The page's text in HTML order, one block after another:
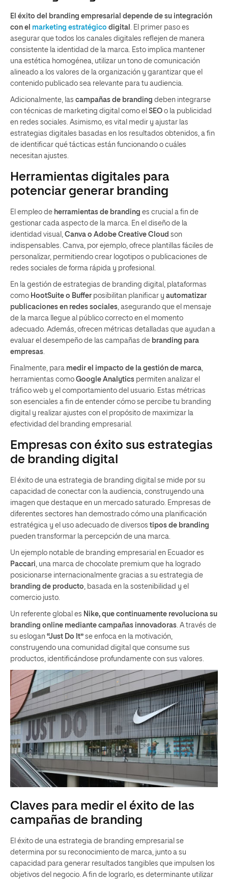
El éxito del branding empresarial depende de su integración
con el marketing estratégico digital . El primer paso es
asegurar que todos los canales digitales reflejen de manera
consistente la identidad de la marca. Esto implica mantener
una estética homogénea, utilizar un tono de comunicación
alineado a los valores de la organización y garantizar que el
contenido publicado sea relevante para tu audiencia.
Adicionalmente, las campañas de branding deben integrarse
con técnicas de marketing digital como el SEO o la publicidad
en redes sociales. Asimismo, es vital medir y ajustar las
estrategias digitales basadas en los resultados obtenidos, a fin
de identificar qué tácticas están funcionando o cuáles
necesitan ajustes.
Herramientas digitales para
potenciar generar branding
El empleo de herramientas de branding es crucial a fin de
gestionar cada aspecto de la marca. En el diseño de la
identidad visual, Canva o Adobe Creative Cloud son
indispensables. Canva, por ejemplo, ofrece plantillas fáciles de
personalizar, permitiendo crear logotipos o publicaciones de
redes sociales de forma rápida y profesional.
En la gestión de estrategias de branding digital, plataformas
como HootSuite o Buffer posibilitan planificar y automatizar
publicaciones en redes sociales, asegurando que el mensaje
de la marca llegue al público correcto en el momento
adecuado. Además, ofrecen métricas detalladas que ayudan a
evaluar el desempeño de las campañas de branding para
empresas.
Finalmente, para medir el impacto de la gestión de marca,
herramientas como Google Analytics permiten analizar el
tráfico web y el comportamiento del usuario. Estas métricas
son esenciales a fin de entender cómo se percibe tu branding
digital y realizar ajustes con el propósito de maximizar la
efectividad del branding empresarial.
Empresas con éxito sus estrategias
de branding digital
El éxito de una estrategia de branding digital se mide por su
capacidad de conectar con la audiencia, construyendo una
imagen que destaque en un mercado saturado. Empresas de
diferentes sectores han demostrado cómo una planificación
estratégica y el uso adecuado de diversos tipos de branding
pueden transformar la percepción de una marca.
Un ejemplo notable de branding empresarial en Ecuador es
Paccari, una marca de chocolate premium que ha logrado
posicionarse internacionalmente gracias a su estrategia de
branding de producto, basada en la sostenibilidad y el
comercio justo.
Un referente global es Nike, que continuamente revoluciona su
branding online mediante campañas innovadoras. A través de
su eslogan “Just Do It” se enfoca en la motivación,
construyendo una comunidad digital que consume sus
productos, identificándose profundamente con sus valores.
Claves para medir el éxito de las
campañas de branding
El éxito de una estrategia de branding empresarial se
determina por su reconocimiento de marca, junto a su
capacidad para generar resultados tangibles que impulsen los
objetivos del negocio. A fin de lograrlo, es determinante utilizar